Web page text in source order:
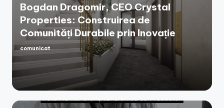
Bogdan Dragomir, CEO Crystal
Properties: Construirea de
Comunități Durabile prin Inovație
Posted
by
comunicat